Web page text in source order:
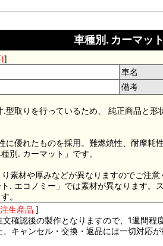
車種別. カーマット
]
車名
備考
.型取りを行っているため、 純正商品と
に優れたものを採用。難燃焼性、耐摩耗
別. カーマット」です。
素材や厚みなどが異なりますのでご注意
ト. エコノミー」では素材が異なります。
。
生産品 ]
文確認後の製作となりますので、1週間程
、キャンセル・交換・返品には一切対応